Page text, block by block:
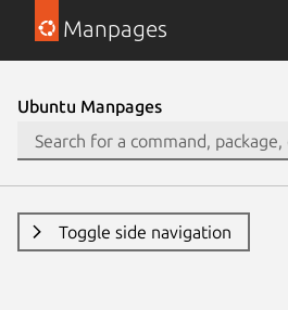
Manpages
Ubuntu Manpages
Toggle side navigation